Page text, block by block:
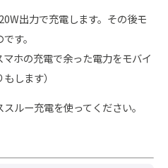
出力で充電します。その後モ
す。
マホの充電で余った電力をモバイ
します）
ルー充電を使ってください。